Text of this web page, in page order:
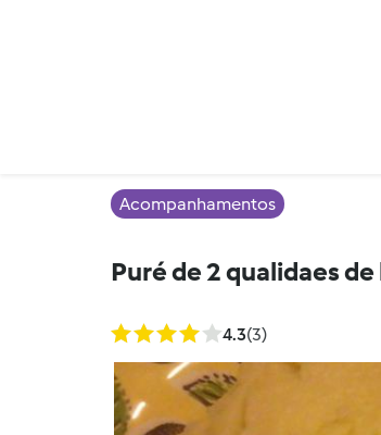
Acompanhamentos
Puré de 2 qualidaes
4.3(3)